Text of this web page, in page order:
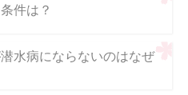
件は？
水病にならないのはなぜ